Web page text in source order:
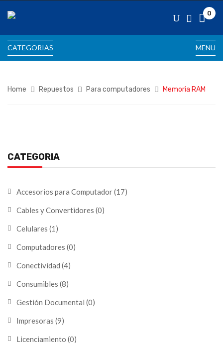
0
CATEGORIAS MENU
Home Repuestos Para computadores Memoria RAM
CATEGORIA
Accesorios para Computador(17)
Cables y Convertidores (0)
Celulares (1)
Computadores (0)
Conectividad (4)
Consumibles (8)
Gestión Documental (0)
Impresoras (9)
Licenciamiento (0)